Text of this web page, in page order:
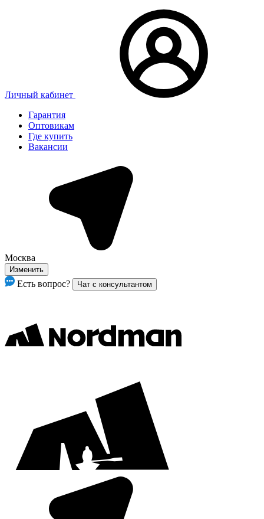
Личный кабинет
Гарантия
Оптовикам
Где купить
Вакансии
Москва
Изменить
Есть вопрос? Чат с консультантом